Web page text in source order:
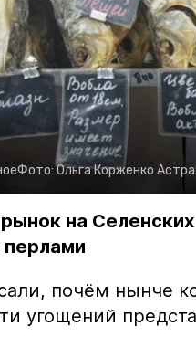
Фото:Ольга Корженко
на
почём нынче
угощений